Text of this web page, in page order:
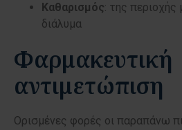
Καθαρισμός: της περιοχής
διάλυμα
Φαρμακευτική
αντιμετώπιση
Ορισμένες φορές οι παραπάνω